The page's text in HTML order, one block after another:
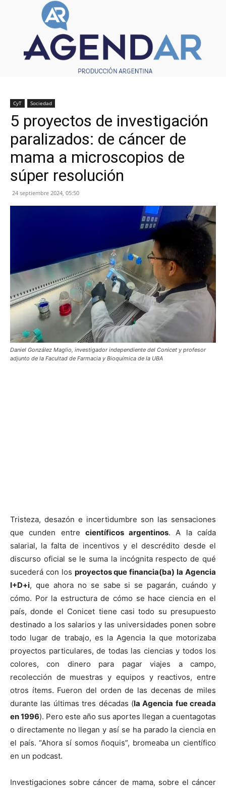
CyT Sociedad
5 proyectos de investigación
paralizados: de cáncer de
mama a microscopios de
súper resolución
24 septiembre 2024, 05:50
Daniel González Maglio, investigador independiente del Conicet y profesor
adjunto de la Facultad de Farmacia y Bioquímica de la UBA
Tristeza, desazón e incertidumbre son las sensaciones
que cunden entre científicos argentinos. A la caída
salarial, la falta de incentivos y el descrédito desde el
discurso oficial se le suma la incógnita respecto de qué
sucederá con los proyectos que financia(ba) la Agencia
I+D+i, que ahora no se sabe si se pagarán, cuándo y
cómo. Por la estructura de cómo se hace ciencia en el
país, donde el Conicet tiene casi todo su presupuesto
destinado a los salarios y las universidades ponen sobre
todo lugar de trabajo, es la Agencia la que motorizaba
proyectos particulares, de todas las ciencias y todos los
colores, con dinero para pagar viajes a campo,
recolección de muestras y equipos y reactivos, entre
otros ítems. Fueron del orden de las decenas de miles
durante las últimas tres décadas (la Agencia fue creada
en 1996). Pero este año sus aportes llegan a cuentagotas
o directamente no llegan y así se ha parado la ciencia en
el país. “Ahora sí somos ñoquis”, bromeaba un científico
en un podcast.
Investigaciones sobre cáncer de mama, sobre el cáncer